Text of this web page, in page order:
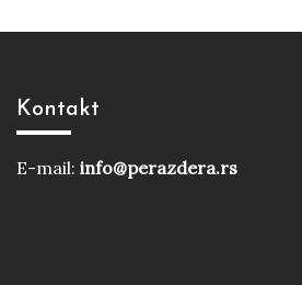
Kontakt
E-mail: info@perazdera.rs